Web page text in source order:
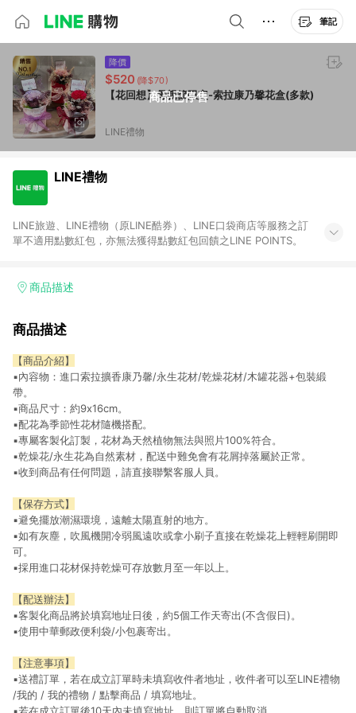
筆記
商品已停售
降價
$520 (降$70)
【花回想】母親節限定-索拉康乃馨花盒(多款)
LINE禮物
LINE禮物
LINE旅遊、LINE禮物（原LINE酷券）、LINE口袋商店等服務之訂
單不適用點數紅包，亦無法獲得點數紅包回饋之LINE POINTS。
商品描述
商品描述
【商品介紹】
▪️內容物：進口索拉擴香康乃馨/永生花材/乾燥花材/木罐花器+包裝緞
帶。
▪️商品尺寸：約9x16cm。
▪️配花為季節性花材隨機搭配。
▪️專屬客製化訂製，花材為天然植物無法與照片100%符合。
▪️乾燥花/永生花為自然素材，配送中難免會有花屑掉落屬於正常。
▪️收到商品有任何問題，請直接聯繫客服人員。
【保存方式】
▪️避免擺放潮濕環境，遠離太陽直射的地方。
▪️如有灰塵，吹風機開冷弱風遠吹或拿小刷子直接在乾燥花上輕輕刷開即
可。
▪️採用進口花材保持乾燥可存放數月至一年以上。
【配送辦法】
▪️客製化商品將於填寫地址⽇後，約5個工作天寄出(不含假日)。
▪️使用中華郵政便利袋/小包裹寄出。
【注意事項】
▪️送禮訂單，若在成立訂單時未填寫收件者地址，收件者可以至LINE禮物
/我的 / 我的禮物 / 點擊商品 / 填寫地址。